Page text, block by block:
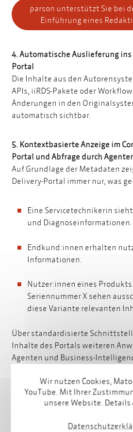
parson unterstützt Sie bei
Einführung eines
4. Automatische Auslieferung
Portal
Die Inhalte aus den
APIs, iiRDS-Pakete oder
Änderungen in den
automatisch sichtbar.
5. Kontextbasierte Anzeige im
Portal und Abfrage durch
Auf Grundlage der Metadaten
Delivery-Portal immer nur, was
Eine Servicetechnikerin
und Diagnoseinformationen.
Endkund:innen erhalten
Informationen.
Nutzer:innen eines
Seriennummer X sehen
diese Variante relevanten
Über standardisierte
Inhalte des Portals weiteren
Agenten und Business-
echter Selfservice
Supportaufwand.
Wir nutzen Cookies,
YouTube. Mit Ihrer
unsere Website. Details